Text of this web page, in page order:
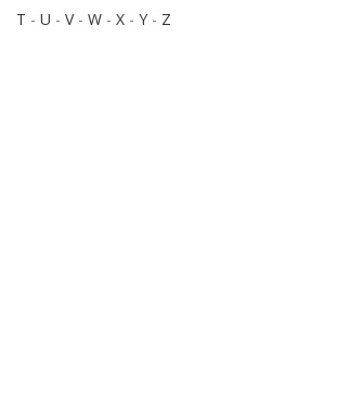
T - U - V- W - X - Y - Z